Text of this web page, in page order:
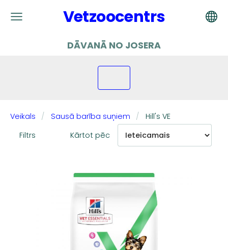
Vetzoocentrs
DĀVANĀ NO JOSERA
Veikals Sausā barība suņiem
Hill's VE
Filtrs
Kārtot pēc